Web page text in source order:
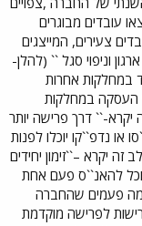
עובדים מבוגרים
צעירים, המייצגים
וניפוי סגל `` (להלן-
במחלקות אחרות
העסקה במחלקות
`` דרך פרישה יותר
נדפ``קו יוכלו לפנות
יקרא –``זימון יחידים
יוכל להאנ``ס פעם אחת
כמה פעמים שהחברה
לפרישה מוקדמת